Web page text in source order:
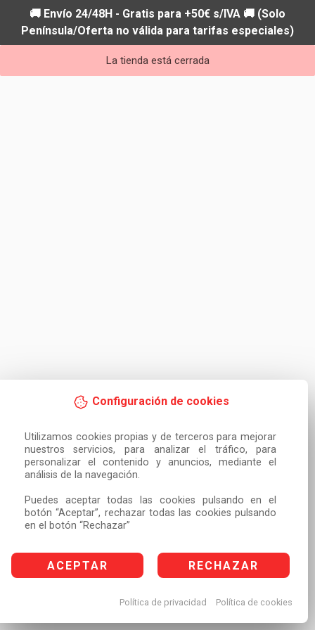
Configuración de cookies
Utilizamos cookies propias y de terceros para mejorar
nuestros servicios, para analizar el tráfico, para
personalizar el contenido y anuncios, mediante el
análisis de la navegación.
Puedes aceptar todas las cookies pulsando en el
botón “Aceptar”, rechazar todas las cookies pulsando
en el botón “Rechazar”
ACEPTAR RECHAZAR
Política de privacidad Política de cookies
🚚 Envío 24/48H - Gratis para +50€ s/IVA 🚚 (Solo
Península/Oferta no válida para tarifas especiales)
La tienda está cerrada